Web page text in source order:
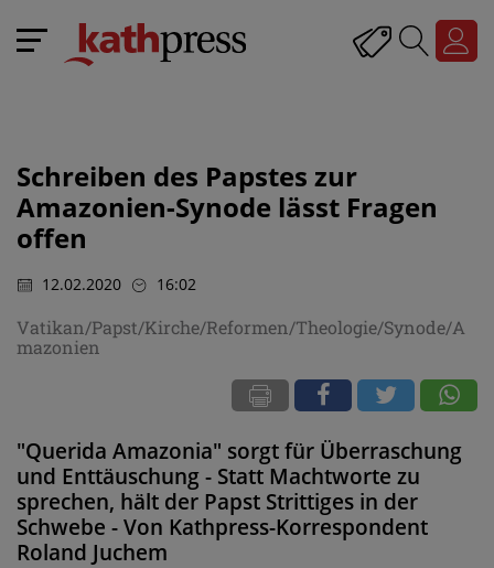
Schreiben des Papstes zur
Amazonien-Synode lässt Fragen
offen
12.02.2020 16:02
Vatikan/Papst/Kirche/Reformen/Theologie/Synode/A
mazonien
"Querida Amazonia" sorgt für Überraschung
und Enttäuschung - Statt Machtworte zu
sprechen, hält der Papst Strittiges in der
Schwebe - Von Kathpress-Korrespondent
Roland Juchem